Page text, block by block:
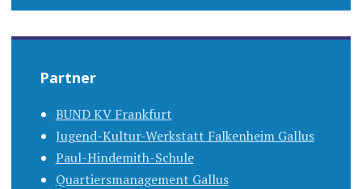
Partner
BUND KV Frankfurt
Jugend-Kultur-Werkstatt Falkenheim Gallus
Paul-Hindemith-Schule
Quartiersmanagement Gallus